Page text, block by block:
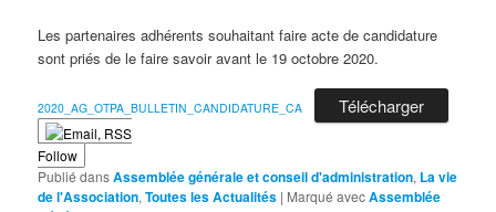
Les partenaires adhérents souhaitant faire acte de candidature
sont priés de le faire savoir avant le 19 octobre 2020.
2020_AG_OTPA_BULLETIN_CANDIDATURE_CA Télécharger
Follow
Publié dansAssemblée générale et conseil d'administration, La vie
de l'Association,Toutes les Actualités | Marqué avecAssemblée